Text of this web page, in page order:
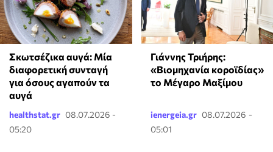
Σκωτσέζικα αυγά: Μία
διαφορετική συνταγή
για όσους αγαπούν τα
αυγά
healthstat.gr 08.07.2026 -
05:20
Γιάννης Τριήρης:
«Βιομηχανία κοροϊδίας»
το Μέγαρο Μαξίμου
ienergeia.gr 08.07.2026 -
05:01